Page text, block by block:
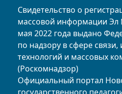
Свидетельство о
массовой информации Эл
мая 2022 года выдано
по надзору в сфере
технологий и массовых
(Роскомнадзор)
Официальный портал